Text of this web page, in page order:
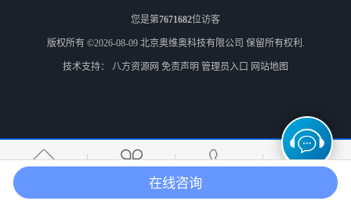
SAP管理系统软件 北京奥维奥 erp企业管理软件
您是第7671682位访客
版权所有 ©2026-08-09 北京奥维奥科技有限公司 保留所有权利.
技术支持： 八方资源网 免责声明 管理员入口 网站地图
产品分类 热线电话
在线咨询